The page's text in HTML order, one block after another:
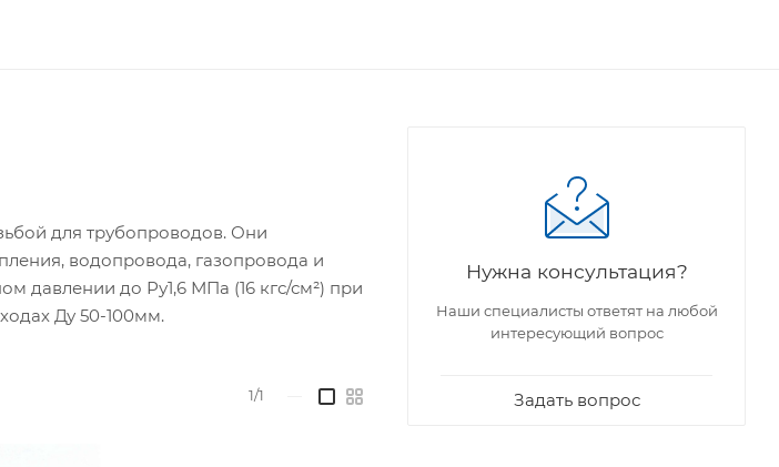
для трубопроводов. Они
водопровода, газопровода и
давлении до Ру1,6 МПа (16 кгс/см²) при
Ду 50-100мм.
1/1
Нужна консультация?
Наши специалисты ответят на любой
интересующий вопрос
Задать вопрос